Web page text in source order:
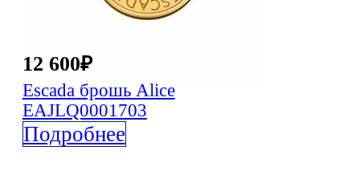
12 600₽
Escadaброшь Alice
EAJLQ0001703
Подробнее